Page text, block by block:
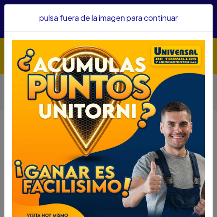
confianza&nbsp;Recibe un KIT PARRILLERO por compras
Inicio
HOGAR Y JARDINERIA
OTROS ELEMENTOS HOGAR Y JARDINERIA
PALA HERRAGRO # 2 6056 REDONDA T1205605620
PALA HERRAGRO # 2 6056
REDONDA T1205605620
DESCRIPCIÓN
PALA HERRAGRO # 2 6056 REDONDA
T1205605620
SKU : 69050040
pulsa fuera de la imagen para continuar